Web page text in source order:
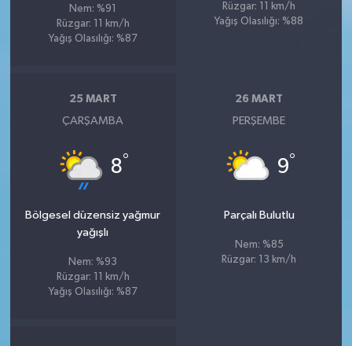
Nem: %91
Rüzgar: 11 km/h
Yağış Olasılığı: %87
Rüzgar: 11 km/h
Yağış Olasılığı: %88
25 MART
ÇARŞAMBA
8°
Bölgesel düzensiz yağmur
yağışlı
Nem: %93
Rüzgar: 11 km/h
Yağış Olasılığı: %87
26 MART
PERŞEMBE
9°
Parçalı Bulutlu
Nem: %85
Rüzgar: 13 km/h